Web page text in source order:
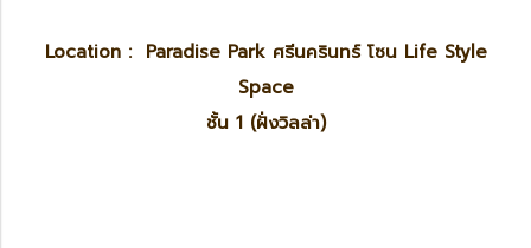
Location : Paradise Park ศรีนครินทร์ โซน Life Style
Space
ชั้น 1 (ฝั่งวิลล่า)